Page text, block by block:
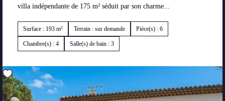
villa indépendante de 175 m² séduit par son charme...
Surface : 193 m² Terrain : sur demande Pièce(s) : 6
Chambre(s) : 4 Salle(s) de bain : 3